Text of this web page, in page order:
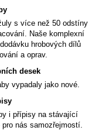
s více než 50 odstíny
Naše komplexní
hrobových dílů
a oprav.
desek
vypadaly jako nové.
i přípisy na stávající
nás samozřejmostí.